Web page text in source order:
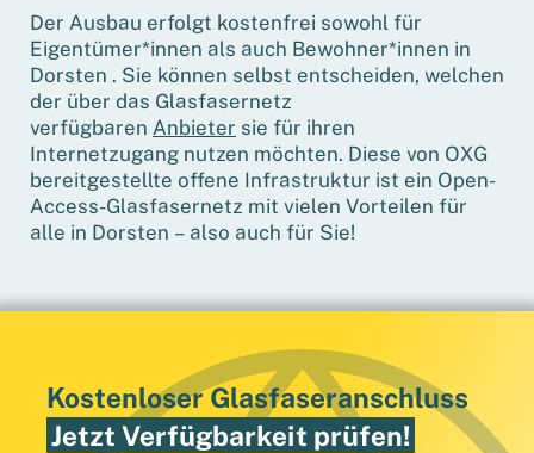
Der Ausbau erfolgt kostenfrei sowohl für
Eigentümer*innen als auch Bewohner*innen in
Dorsten . Sie können selbst entscheiden, welchen
der über das Glasfasernetz
verfügbaren Anbieter sie für ihren
Internetzugang nutzen möchten. Diese von OXG
bereitgestellte offene Infrastruktur ist ein Open-
Access-Glasfasernetz mit vielen Vorteilen für
alle in Dorsten – also auch für Sie!
Kostenloser Glasfaseranschluss
Jetzt Verfügbarkeit prüfen!